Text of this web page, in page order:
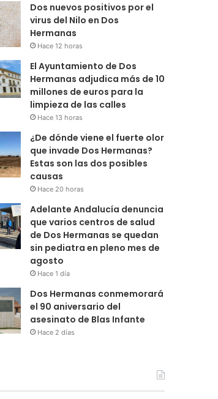
Dos nuevos positivos por el
virus del Nilo en Dos
Hermanas
Hace 12 horas
El Ayuntamiento de Dos
Hermanas adjudica más de 10
millones de euros para la
limpieza de las calles
Hace 13 horas
¿De dónde viene el fuerte olor
que invade Dos Hermanas?
Estas son las dos posibles
causas
Hace 20 horas
Adelante Andalucía denuncia
que varios centros de salud
de Dos Hermanas se quedan
sin pediatra en pleno mes de
agosto
Hace 1 día
Dos Hermanas conmemorará
el 90 aniversario del
asesinato de Blas Infante
Hace 2 días